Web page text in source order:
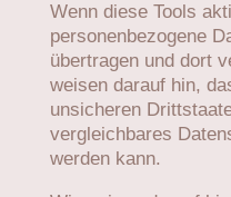
Wenn diese Tools
personenbezogene
übertragen und dort
weisen darauf hin,
unsicheren
vergleichbares
werden kann.